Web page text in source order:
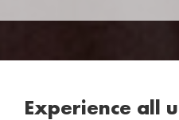
Experience all